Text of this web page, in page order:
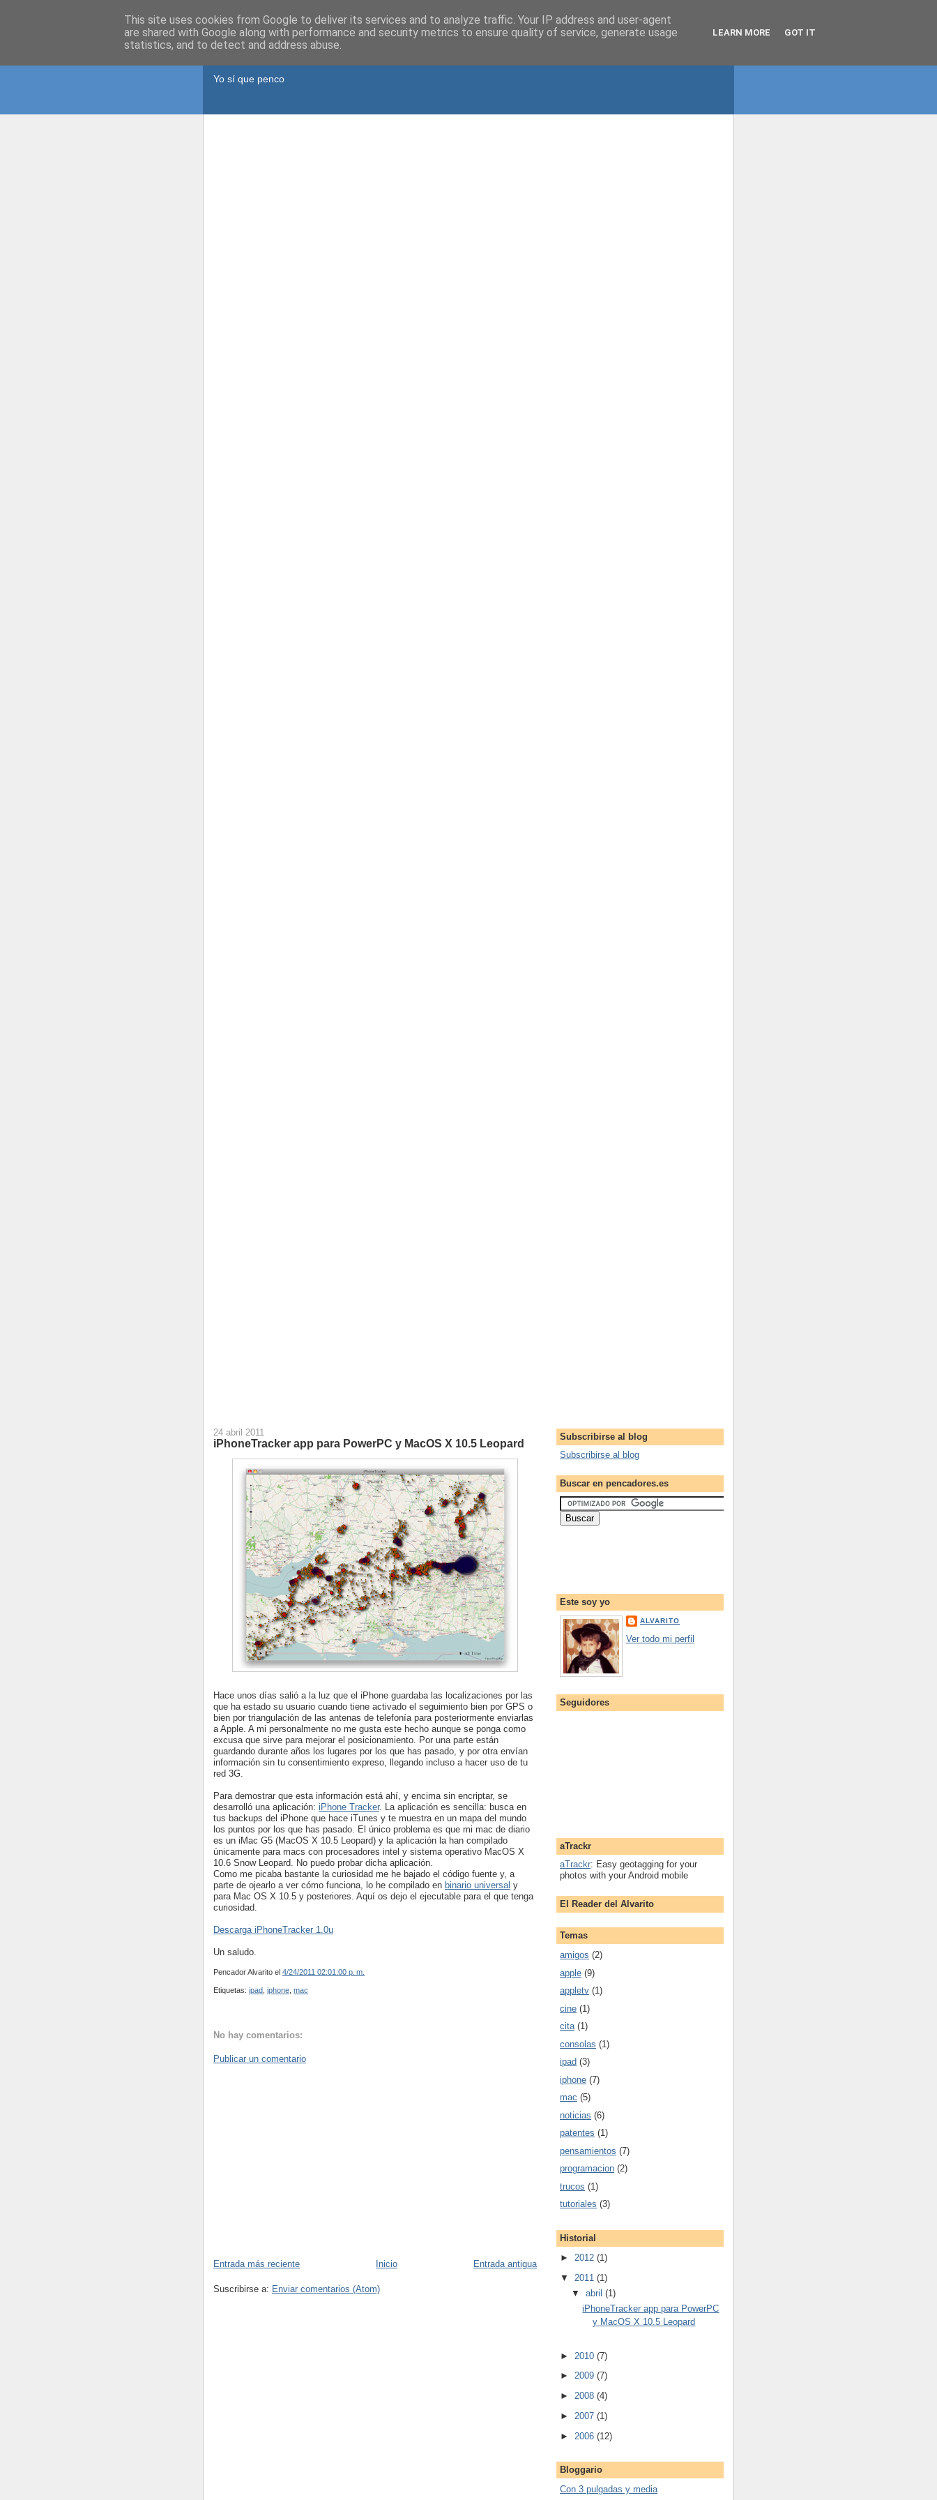
Yo sí que penco
24 abril 2011
iPhoneTracker app para PowerPC y MacOS X 10.5 Leopard
Hace unos días salió a la luz que el iPhone guardaba las localizaciones por las
que ha estado su usuario cuando tiene activado el seguimiento bien por GPS o
bien por triangulación de las antenas de telefonía para posteriormente enviarlas
a Apple. A mi personalmente no me gusta este hecho aunque se ponga como
excusa que sirve para mejorar el posicionamiento. Por una parte están
guardando durante años los lugares por los que has pasado, y por otra envían
información sin tu consentimiento expreso, llegando incluso a hacer uso de tu
red 3G.
Para demostrar que esta información está ahí, y encima sin encriptar, se
desarrolló una aplicación: iPhone Tracker. La aplicación es sencilla: busca en
tus backups del iPhone que hace iTunes y te muestra en un mapa del mundo
los puntos por los que has pasado. El único problema es que mi mac de diario
es un iMac G5 (MacOS X 10.5 Leopard) y la aplicación la han compilado
únicamente para macs con procesadores intel y sistema operativo MacOS X
10.6 Snow Leopard. No puedo probar dicha aplicación.
Como me picaba bastante la curiosidad me he bajado el código fuente y, a
parte de ojearlo a ver cómo funciona, lo he compilado en binario universal y
para Mac OS X 10.5 y posteriores. Aquí os dejo el ejecutable para el que tenga
curiosidad.
Descarga iPhoneTracker 1.0u
Un saludo.
Pencador Alvarito el 4/24/2011 02:01:00 p. m.
Etiquetas: ipad iphone mac
No hay comentarios:
Publicar un comentario
Entrada más reciente Entrada antigua
Inicio
Suscribirse a: Enviar comentarios (Atom)
Subscribirse al blog
Subscribirse al blog
Buscar en pencadores.es
Este soy yo
ALVARITO
Ver todo mi perfil
Seguidores
aTrackr
aTrackr: Easy geotagging for your
photos with your Android mobile
El Reader del Alvarito
Temas
amigos (2)
apple (9)
appletv (1)
cine (1)
cita (1)
consolas (1)
ipad (3)
iphone (7)
mac (5)
noticias (6)
patentes (1)
pensamientos (7)
programacion (2)
trucos (1)
tutoriales (3)
Historial
► 2012 (1)
▼ 2011 (1)
▼ abril (1)
iPhoneTracker app para PowerPC
y MacOS X 10.5 Leopard
► 2010 (7)
► 2009 (7)
► 2008 (4)
► 2007 (1)
► 2006 (12)
Bloggario
Con 3 pulgadas y media
This site uses cookies from Google to deliver its services and to analyze traffic. Your IP address and user-agent
are shared with Google along with performance and security metrics to ensure quality of service, generate usage
statistics, and to detect and address abuse.
LEARN MORE GOT IT